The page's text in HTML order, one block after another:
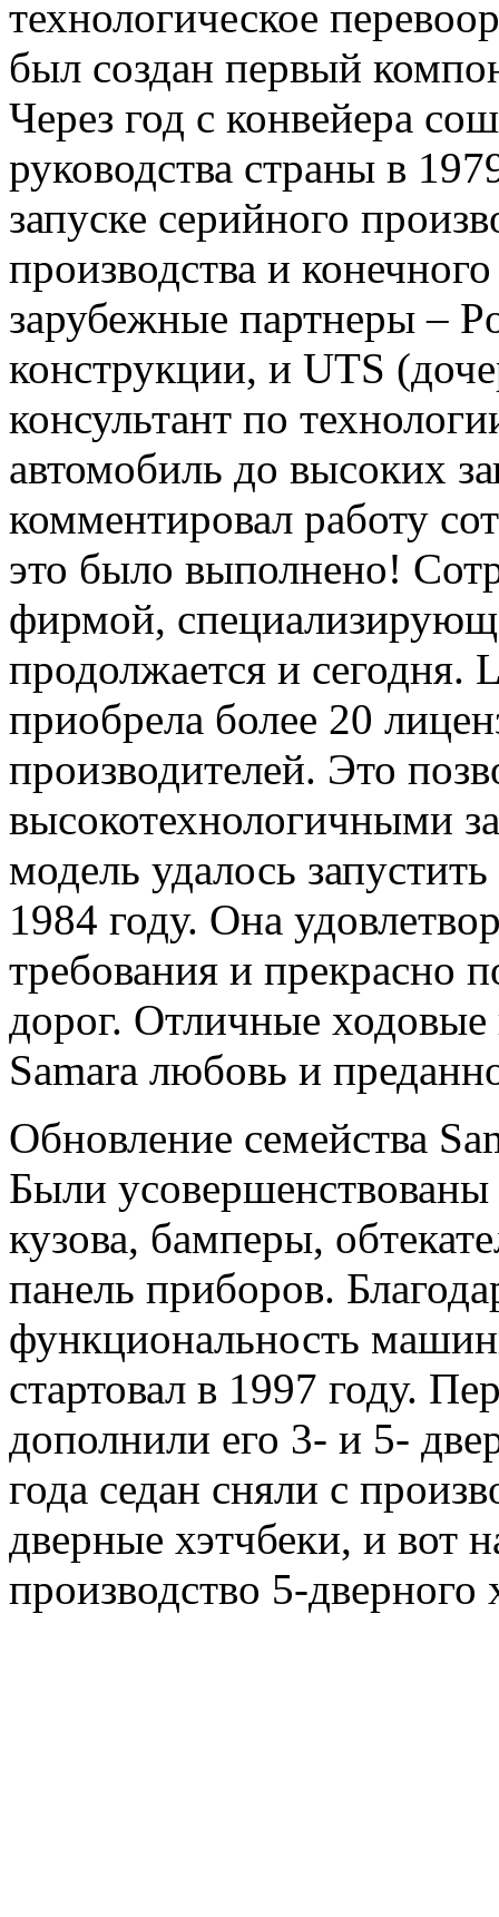
технологическое
был создан первый
Через год с конвейера
руководства страны в
запуске серийного
производства и
зарубежные партнеры –
конструкции, и UTS
консультант по
автомобиль до высоких
комментировал работу
это было выполнено!
фирмой,
продолжается и сегодня.
приобрела более 20
производителей. Это
высокотехнологичными
модель удалось
1984 году. Она
требования и прекрасно
дорог. Отличные
Samara любовь и
Обновление семейства
Были усовершенствованы
кузова, бамперы,
панель приборов.
функциональность
стартовал в 1997 году.
дополнили его 3- и 5-
года седан сняли с
дверные хэтчбеки, и вот
производство 5-